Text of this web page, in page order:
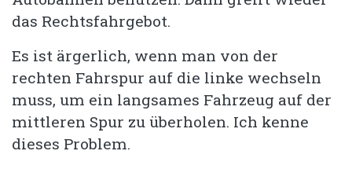
das Rechtsfahrgebot.
Es ist ärgerlich, wenn man von der
rechten Fahrspur auf die linke wechseln
muss, um ein langsames Fahrzeug auf der
mittleren Spur zu überholen. Ich kenne
dieses Problem.